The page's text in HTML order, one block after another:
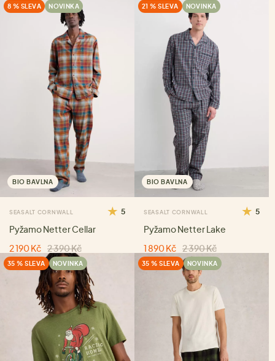
8 % SLEVA NOVINKA
BIO BAVLNA
SEASALT CORNWALL 5
Pyžamo Netter Cellar
2 190 Kč 2 390 Kč
21 % SLEVA NOVINKA
BIO BAVLNA
SEASALT CORNWALL 5
Pyžamo Netter Lake
1 890 Kč 2 390 Kč
35 % SLEVA NOVINKA 35 % SLEVA NOVINKA